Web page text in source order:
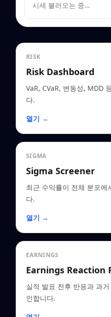
시세 불러오는 중…
RISK
Risk Dashboard
VaR, CVaR, 변동성, MDD
다.
열기 →
SIGMA
Sigma Screener
최근 수익률이 전체 분포
다.
열기 →
EARNINGS
Earnings Reaction
실적 발표 전후 반응과 과
인합니다.